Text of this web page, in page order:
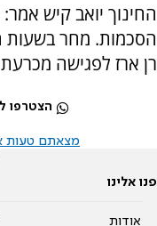
החינוך יואב קיש
הסכמות. מחר בשעות
רן ארז לפגישה
הצטרפו
מצאתם טעות
פנו אלינו
אודות